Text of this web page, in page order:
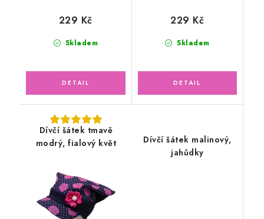
Skladem
229 Kč
Skladem
229 Kč
Dívčí šátek tmavě
modrý, fialový květ
Dívčí šátek malinový,
jahůdky